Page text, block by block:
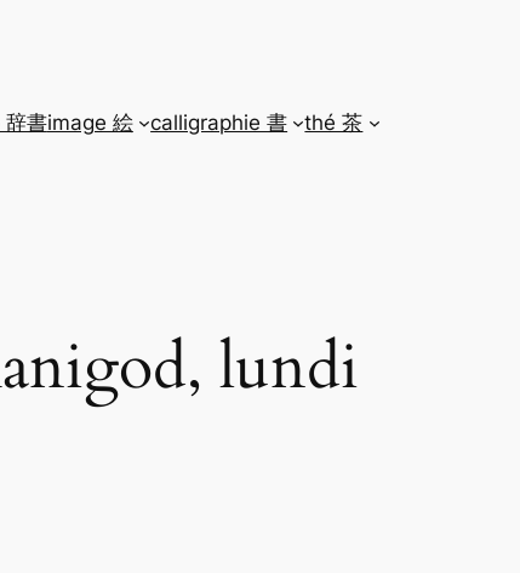
書image 絵 calligraphie 書 thé 茶
lundi